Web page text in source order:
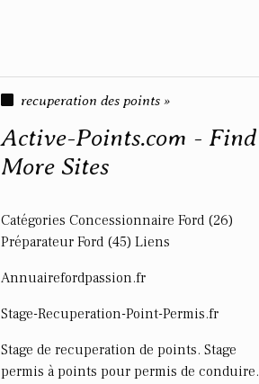
recuperation des points »
Active-Points.com - Find
More Sites
Catégories Concessionnaire Ford (26)
Préparateur Ford (45) Liens
Annuairefordpassion.fr
Stage-Recuperation-Point-Permis.fr
Stage de recuperation de points. Stage
permis à points pour permis de conduire.